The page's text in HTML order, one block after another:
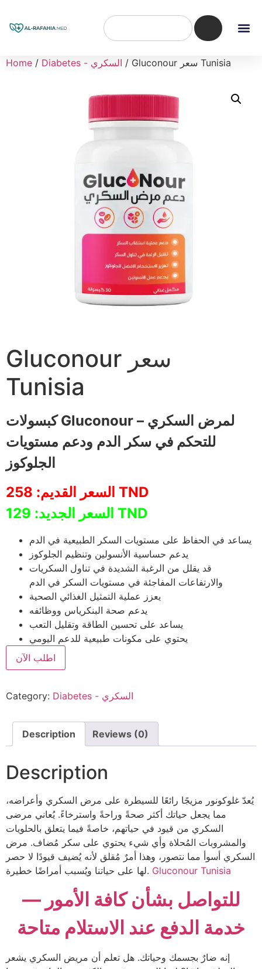
Home / Diabetes - السكري / Gluconour سعر Tunisia
Gluconour سعر
Tunisia
كبسولات Gluconour لمرض السكري –
للتحكم في سكر الدم ودعم مستويات
الجلوكوز
السعر القديم: 258
TND
السعر الجديد: 129 TND
يساعد في الحفاظ على مستويات السكر الطبيعية في الدم
يدعم حساسية الأنسولين وتنظيم الجلوكوز
قد يقلل من الرغبة الشديدة في تناول السكريات
والارتفاعات المفاجئة في مستويات السكر في الدم
يعزز عملية التمثيل الغذائي الصحية
يدعم صحة البنكرياس ووظائفه
يساعد على تحسين الطاقة وتقليل التعب
يحتوي على مكونات طبيعية للدعم اليومي
اطلب الآن
Category: Diabetes - السكري
Description Reviews (0)
Description
يُعدّ غلوكونور مزيجًا رائعًا للسيطرة على مرض السكري وأعراضه،
مما يجعل حياتك أكثر صحةً وراحةً واسترخاءً. يُعاني مرضى
السكري من قيود في حياتهم، خاصةً فيما يتعلق بالحلويات
والمشروبات المُحلاة وأي شيء يحتوي على سكر مُضاف. مرض
السكري أسوأ مما نتصور، وهذا أمرٌ مُقلق لأنه يُضيف قيودًا لا حصر
لها على حياتنا ويُسبب أمراضًا خطيرة. Gluconour Tunisia
للتواصل بشأن كافة الأمور —
خدمة الدفع عند الاستلام متاحة
إنه ضارٌ بجسمك وحياتك. هل تعلم أن مريض السكري يشعر